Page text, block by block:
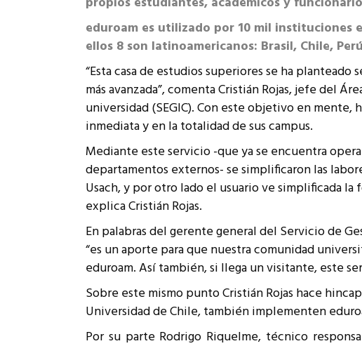
Cumplimiento Legal
Cómo
eduroam es utilizado por 10 mil instituciones
ellos 8 son latinoamericanos: Brasil, Chile,
“Esta casa de estudios superiores se ha
más avanzada”, comenta Cristián Rojas, jefe del
universidad (SEGIC). Con este objetivo en
inmediata y en la totalidad de sus campus.
Mediante este servicio -que ya se encuentra
departamentos externos- se simplificaron las
Usach, y por otro lado el usuario ve simplificada
explica Cristián Rojas.
En palabras del gerente general del Servicio de
“es un aporte para que nuestra comunidad
eduroam. Así también, si llega un visitante, este
Sobre este mismo punto Cristián Rojas hace
Universidad de Chile, también implementen
Por su parte Rodrigo Riquelme, técnico